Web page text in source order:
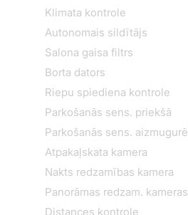
Klimata kontrole
Autonomais sildītājs
Salona gaisa filtrs
Borta dators
Riepu spiediena kontrole
Parkošanās sens. priekšā
Parkošanās sens. aizmugurē
Atpakaļskata kamera
Nakts redzamības kamera
Panorāmas redzam. kameras
Distances kontrole